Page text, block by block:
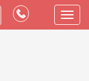
меню